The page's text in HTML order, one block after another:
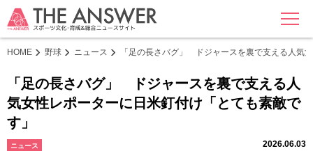
MENU
HOME 野球 ニュース 「足の長さバグ」 ドジャースを裏で支える人気
「足の長さバグ」 ドジャースを裏で支える人
気女性レポーターに日米釘付け「とても素敵で
す」
ニュース 2026.06.03